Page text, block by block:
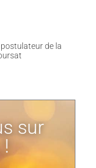
de la
sur